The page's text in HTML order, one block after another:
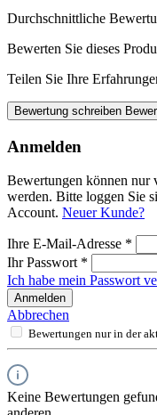
Durchschnittliche
Bewerten Sie dieses
Teilen Sie Ihre
Bewertung schreiben
Anmelden
Bewertungen können nur
werden. Bitte loggen Sie
Account. Neuer Kunde?
Ihre E-Mail-Adresse *
Ihr Passwort *
Ich habe mein Passwort
Anmelden
Abbrechen
Bewertungen nur in der
Keine Bewertungen